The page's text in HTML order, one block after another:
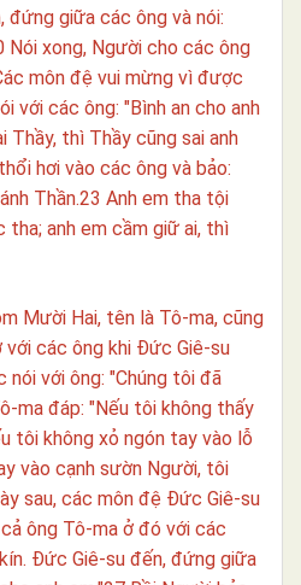
đứng giữa các ông và nói:
Nói xong, Người cho các ông
môn đệ vui mừng vì được
với các ông: "Bình an cho anh
Thầy, thì Thầy cũng sai anh
hơi vào các ông và bảo:
Thần.23 Anh em tha tội
anh em cầm giữ ai, thì
Mười Hai, tên là Tô-ma, cũng
các ông khi Đức Giê-su
nói với ông: "Chúng tôi đã
ma đáp: "Nếu tôi không thấy
tôi không xỏ ngón tay vào lỗ
vào cạnh sườn Người, tôi
sau, các môn đệ Đức Giê-su
ông Tô-ma ở đó với các
Đức Giê-su đến, đứng giữa